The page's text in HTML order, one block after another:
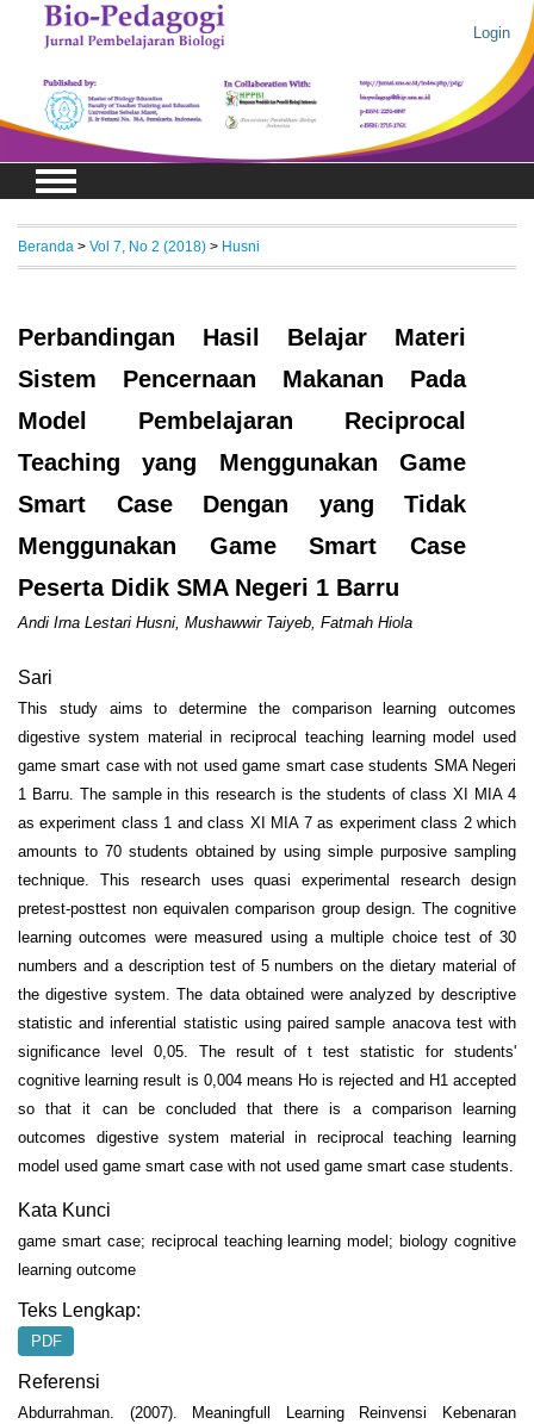
Login
Beranda > Vol 7, No 2 (2018) > Husni
Perbandingan Hasil Belajar Materi
Sistem Pencernaan Makanan Pada
Model Pembelajaran Reciprocal
Teaching yang Menggunakan Game
Smart Case Dengan yang Tidak
Menggunakan Game Smart Case
Peserta Didik SMA Negeri 1 Barru
Andi Irna Lestari Husni, Mushawwir Taiyeb, Fatmah Hiola
Sari
This study aims to determine the comparison learning outcomes
digestive system material in reciprocal teaching learning model used
game smart case with not used game smart case students SMA Negeri
1 Barru. The sample in this research is the students of class XI MIA 4
as experiment class 1 and class XI MIA 7 as experiment class 2 which
amounts to 70 students obtained by using simple purposive sampling
technique. This research uses quasi experimental research design
pretest-posttest non equivalen comparison group design. The cognitive
learning outcomes were measured using a multiple choice test of 30
numbers and a description test of 5 numbers on the dietary material of
the digestive system. The data obtained were analyzed by descriptive
statistic and inferential statistic using paired sample anacova test with
significance level 0,05. The result of t test statistic for students'
cognitive learning result is 0,004 means Ho is rejected and H1 accepted
so that it can be concluded that there is a comparison learning
outcomes digestive system material in reciprocal teaching learning
model used game smart case with not used game smart case students.
Kata Kunci
game smart case; reciprocal teaching learning model; biology cognitive
learning outcome
Teks Lengkap:
PDF
Referensi
Abdurrahman. (2007). Meaningfull Learning Reinvensi Kebenaran